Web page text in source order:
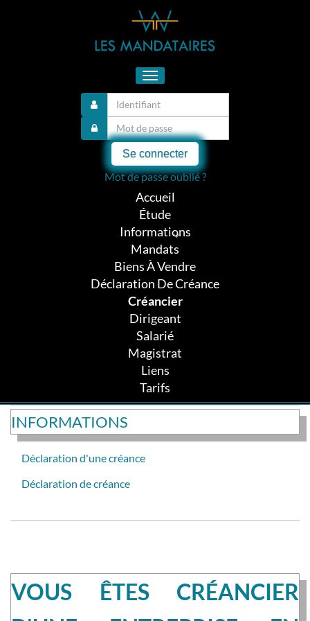
Toggle
navigation
Se connecter
Mot de passe oublié ?
Accueil
Étude
Informations
Mandats
Biens À Vendre
Déclaration De Créance
Créancier
Dirigeant
Salarié
Magistrat
Liens
Tarifs
INFORMATIONS
Déclaration d'une créance
Déclaration de créance
VOUS ÊTES CRÉANCIER